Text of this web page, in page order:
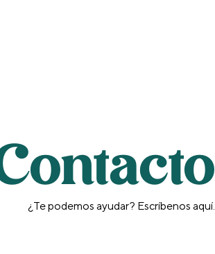
¿Te podemos ayudar? Escríbenos aquí.